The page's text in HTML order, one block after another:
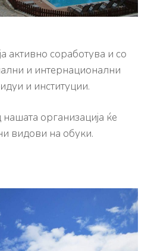
активно соработува и со
и интернационални
и институции.
организација ќе
видови на обуки.